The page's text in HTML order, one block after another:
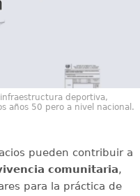
deportiva,
años 50 pero a nivel nacional.
pueden contribuir a
comunitaria,
para la práctica de